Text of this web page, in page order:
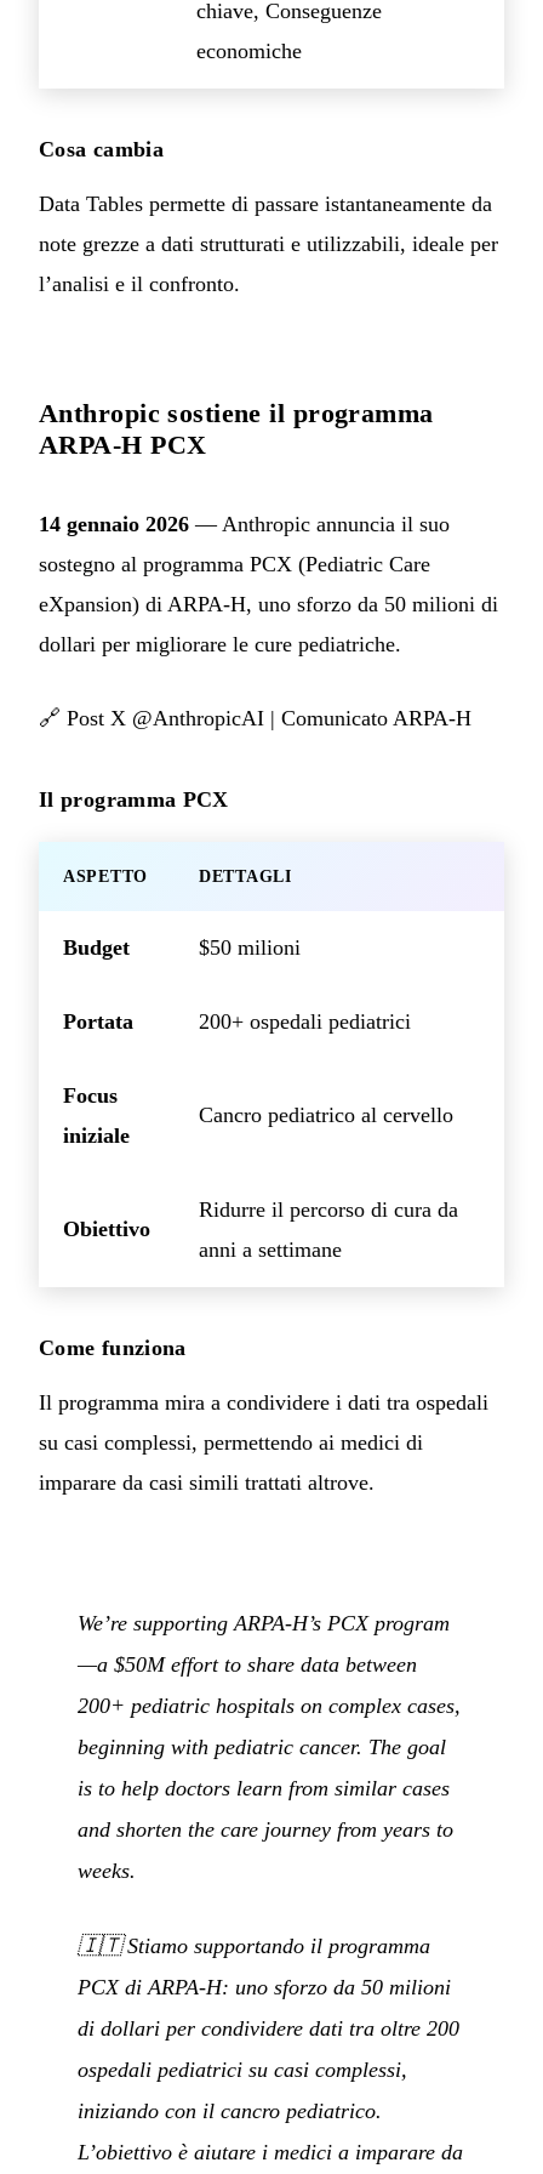
chiave, Conseguenze
economiche
Cosa cambia
Data Tables permette di passare istantaneamente da
note grezze a dati strutturati e utilizzabili, ideale per
l’analisi e il confronto.
Anthropic sostiene il programma
ARPA-H PCX
14 gennaio 2026 — Anthropic annuncia il suo
sostegno al programma PCX (Pediatric Care
eXpansion) di ARPA-H, uno sforzo da 50 milioni di
dollari per migliorare le cure pediatriche.
🔗 Post X @AnthropicAI | Comunicato ARPA-H
Il programma PCX
ASPETTO DETTAGLI
Budget $50 milioni
Portata 200+ ospedali pediatrici
Focus
iniziale
Cancro pediatrico al cervello
Obiettivo
Ridurre il percorso di cura da
anni a settimane
Come funziona
Il programma mira a condividere i dati tra ospedali
su casi complessi, permettendo ai medici di
imparare da casi simili trattati altrove.
We’re supporting ARPA-H’s PCX program
—a $50M effort to share data between
200+ pediatric hospitals on complex cases,
beginning with pediatric cancer. The goal
is to help doctors learn from similar cases
and shorten the care journey from years to
weeks.
🇮🇹Stiamo supportando il programma
PCX di ARPA-H: uno sforzo da 50 milioni
di dollari per condividere dati tra oltre 200
ospedali pediatrici su casi complessi,
iniziando con il cancro pediatrico.
L’obiettivo è aiutare i medici a imparare da